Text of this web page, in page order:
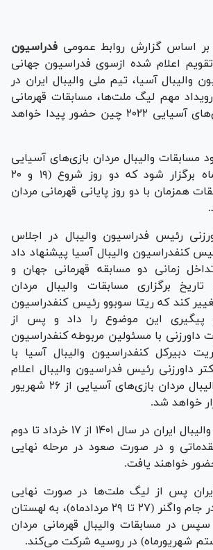
اساس گزارش روابط عمومی فدراسیون
اعلام شده ازسوی فدراسیون جهانی
والیبال آسیا، تیم ملی والیبال ایران در
مهم لیگ ملت‌ها، مسابقات قهرمانی
مردان جهان و بازی‌های آسیایی ۲۰۲۲ چین حضور پیدا خواهد
مسابقات والیبال مردان بازی‌های آسیایی
از ۱۹ تا ۳۱ مردادماه برگزار شود که دو روز شروع (۱۹ و ۲۰
همزمان با دو روز پایانی قهرمانی مردان
رئیس فدراسیون والیبال در اجلاس
کنفدراسیون والیبال آسیا پیشنهاد داد
زمانی دو مسابقه قهرمانی جهان و
برگزاری مسابقات والیبال مردان
کند که ریتا سوبوو رئیس کنفدراسیون
پیگیری این موضوع را داد و پس از
داورزنی با مسئولین مربوطه کنفدراسیون
دبیرکل کنفدراسیون والیبال آسیا با
داورزنی رئیس فدراسیون والیبال اعلام
کرد که مسابقات والیبال مردان بازی‌های آسیایی از ۲۶ شهریور
خواهد شد.
بدین ترتیب مردان والیبال ایران در سال ۱۴۰۱ از ۱۷ خرداد تا دوم
و در صورت صعود در مرحله نهایی
پس از لیگ ملت‌ها در صورت نهایی
شدن حضور ایران در جام واگنر (۲۷ تا ۲۹ مردادماه)، به لهستان
در مسابقات والیبال قهرمانی مردان
شهریورماه) در روسیه شرکت می‌کند.